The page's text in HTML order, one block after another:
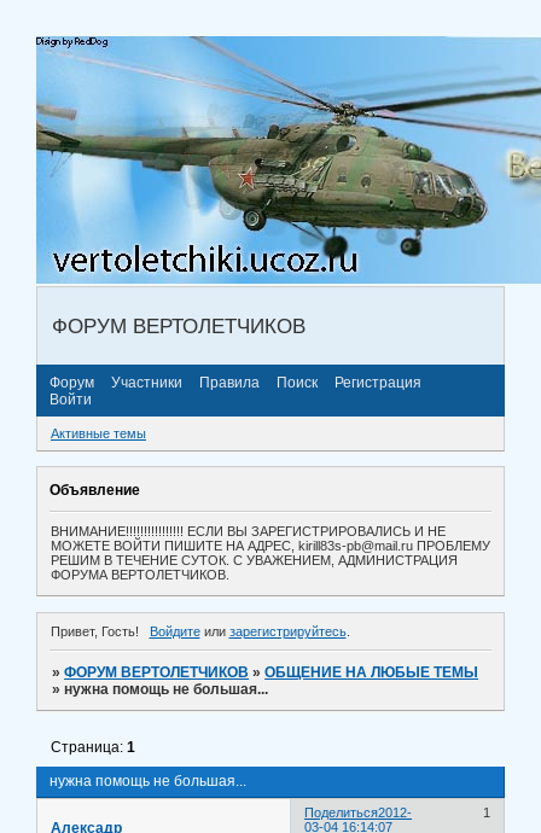
ФОРУМ ВЕРТОЛЕТЧИКОВ
Форум Участники Правила Поиск
Регистрация
Войти
Активные темы
Объявление
ВНИМАНИЕ!!!!!!!!!!!!!!!! ЕСЛИ ВЫ ЗАРЕГИСТРИРОВАЛИСЬ И НЕ
МОЖЕТЕ ВОЙТИ ПИШИТЕ НА АДРЕС, kirill83s-pb@mail.ru ПРОБЛЕМУ
РЕШИМ В ТЕЧЕНИЕ СУТОК. С УВАЖЕНИЕМ, АДМИНИСТРАЦИЯ
ФОРУМА ВЕРТОЛЕТЧИКОВ.
Привет, Гость! Войдитеили зарегистрируйтесь.
»ФОРУМ ВЕРТОЛЕТЧИКОВ »ОБЩЕНИЕ НА ЛЮБЫЕ ТЕМЫ
»нужна помощь не большая...
нужна помощь не большая...
Страница:1
Поделиться 1
2012-
03-04 16:14:07
Алексадр